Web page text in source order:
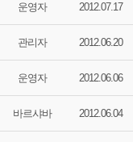
운영자 2012.07.17
관리자 2012.06.20
운영자 2012.06.06
바르샤바 2012.06.04